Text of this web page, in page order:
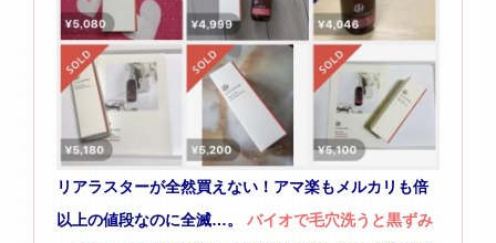
リアラスターが全然買えない！アマ楽もメルカリも倍
以上の値段なのに全滅…。 バイオで毛穴洗うと黒ずみ